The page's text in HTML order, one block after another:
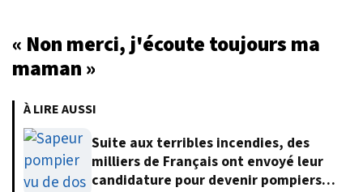
« Non merci, j'écoute toujours ma
maman »
À LIRE AUSSI
Suite aux terribles incendies, des
milliers de Français ont envoyé leur
candidature pour devenir pompiers